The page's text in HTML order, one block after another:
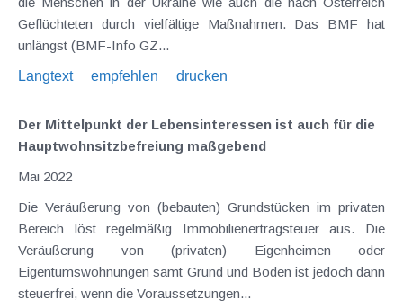
Geflüchteten durch vielfältige Maßnahmen. Das BMF hat
unlängst (BMF-Info GZ...
Langtext
empfehlen drucken
Der Mittelpunkt der Lebensinteressen ist auch für die
Hauptwohnsitzbefreiung maßgebend
Mai 2022
Die Veräußerung von (bebauten) Grundstücken im privaten
Bereich löst regelmäßig Immobilienertragsteuer aus. Die
Veräußerung von (privaten) Eigenheimen oder
Eigentumswohnungen samt Grund und Boden ist jedoch dann
steuerfrei, wenn die Voraussetzungen...